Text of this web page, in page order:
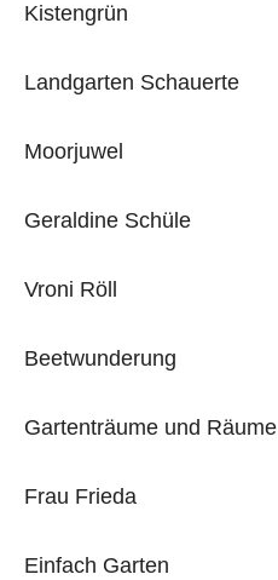
Kistengrün
Landgarten Schauerte
Moorjuwel
Geraldine Schüle
Vroni Röll
Beetwunderung
Gartenträume und Räume
Frau Frieda
Einfach Garten